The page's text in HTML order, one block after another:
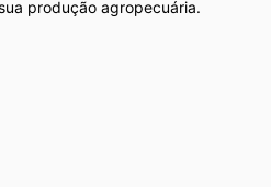
produção agropecuária.